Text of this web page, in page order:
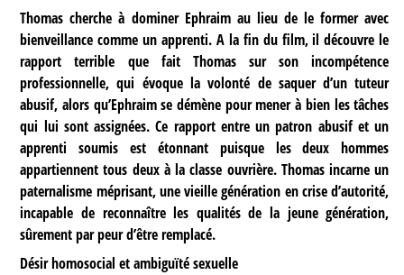
Thomas cherche à dominer Ephraim au lieu de le former avec
bienveillance comme un apprenti. A la fin du film, il découvre le
rapport terrible que fait Thomas sur son incompétence
professionnelle, qui évoque la volonté de saquer d’un tuteur
abusif, alors qu’Ephraim se démène pour mener à bien les tâches
qui lui sont assignées. Ce rapport entre un patron abusif et un
apprenti soumis est étonnant puisque les deux hommes
appartiennent tous deux à la classe ouvrière. Thomas incarne un
paternalisme méprisant, une vieille génération en crise d’autorité,
incapable de reconnaître les qualités de la jeune génération,
sûrement par peur d’être remplacé.
Désir homosocial et ambiguïté sexuelle